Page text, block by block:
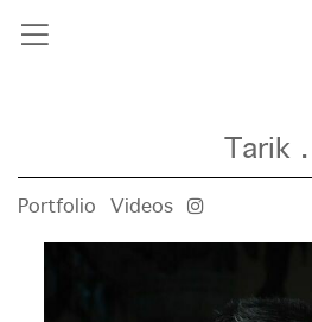
Tarik .
Portfolio
Videos